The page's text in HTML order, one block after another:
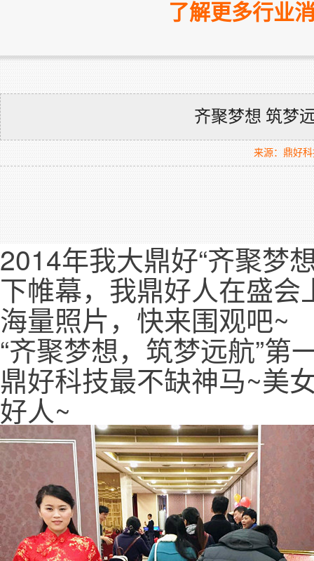
了解更多行业
齐聚梦想 筑梦
来源：鼎好
2014年我大鼎好“齐聚梦
下帷幕，我鼎好人在盛
海量照片，快来围观吧~
“齐聚梦想，筑梦远航”第
鼎好科技最不缺神马~美
好人~